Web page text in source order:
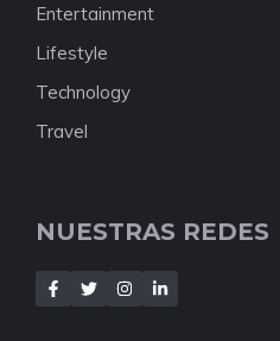
Entertainment
Lifestyle
Technology
Travel
NUESTRAS REDES